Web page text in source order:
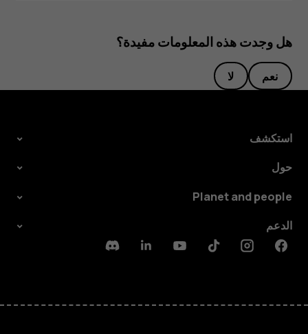
هل وجدت هذه المعلومات مفيدة؟
نعم لا
استكشف
حول
Planet and people
الدعم
Facebook
Instagram
Tiktok
Youtube
Linkedin
Discord